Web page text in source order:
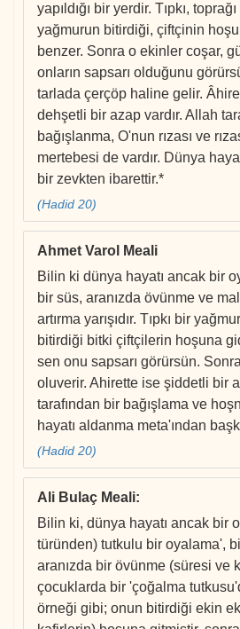
yapıldığı bir yerdir. Tıpkı,
yağmurun bitirdiği, çiftçinin
benzer. Sonra o ekinler coşar,
onların sapsarı olduğunu
tarlada çerçöp haline gelir.
dehşetli bir azap vardır. Allah
bağışlanma, O'nun rızası ve
mertebesi de vardır. Dünya
bir zevkten ibarettir.*
(Hadid 20)
Ahmet Varol Meali
Bilin ki dünya hayatı ancak bir
bir süs, aranızda övünme ve
artırma yarışıdır. Tıpkı bir
bitirdiği bitki çiftçilerin hoşuna
sen onu sapsarı görürsün.
oluverir. Ahirette ise şiddetli bir
tarafından bir bağışlama ve
hayatı aldanma meta'ından
(Hadid 20)
Ali Bulaç Meali:
Bilin ki, dünya hayatı ancak bir
türünden) tutkulu bir oyalama',
aranızda bir övünme (süresi ve
çocuklarda bir 'çoğalma
örneği gibi; onun bitirdiği ekin